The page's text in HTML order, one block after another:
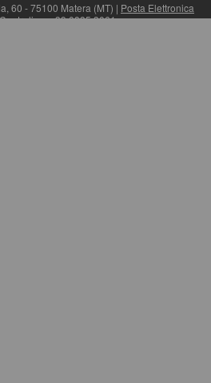
60 - 75100 Matera (MT) | Posta Elettronica
+39 0835 3061